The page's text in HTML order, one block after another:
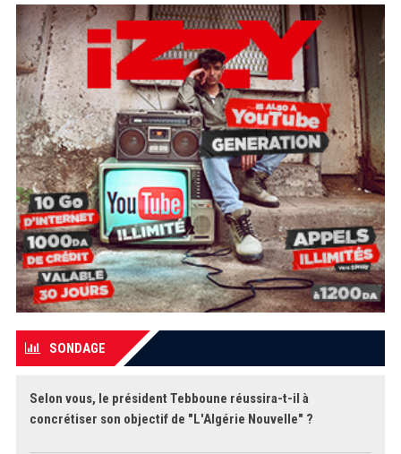
SONDAGE
Selon vous, le président Tebboune réussira-t-il à
concrétiser son objectif de "L'Algérie Nouvelle" ?